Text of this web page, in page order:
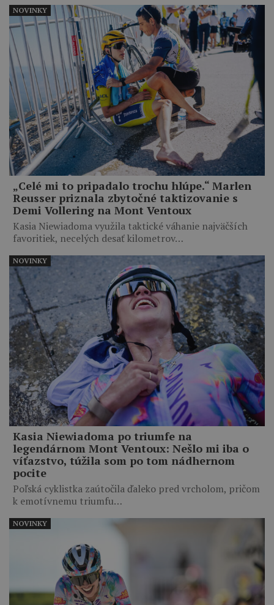
„Celé mi to pripadalo trochu hlúpe.“ Marlen
Reusser priznala zbytočné taktizovanie s
Demi Vollering na Mont Ventoux
Kasia Niewiadoma využila taktické váhanie najväčších
favoritiek, necelých desať kilometrov…
NOVINKY
Kasia Niewiadoma po triumfe na
legendárnom Mont Ventoux: Nešlo mi iba o
víťazstvo, túžila som po tom nádhernom
pocite
Poľská cyklistka zaútočila ďaleko pred vrcholom, pričom
k emotívnemu triumfu…
NOVINKY
NOVINKY